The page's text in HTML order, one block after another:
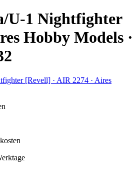
U-1 Nightfighter
Hobby Models ·